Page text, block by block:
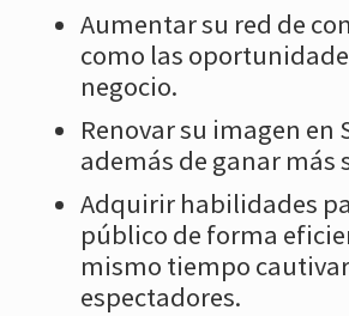
Aumentar su red de
como las
negocio.
Renovar su imagen en
además de ganar más
Adquirir habilidades
público de forma
mismo tiempo
espectadores.